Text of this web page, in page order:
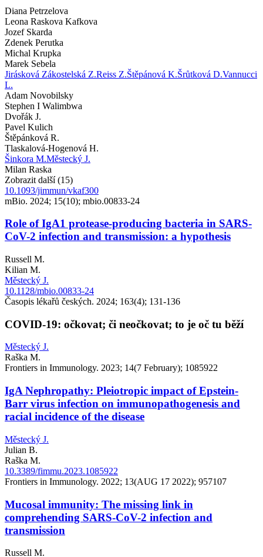
Diana Petrzelova
Leona Raskova Kafkova
Jozef Skarda
Zdenek Perutka
Michal Krupka
Marek Sebela
Jirásková Zákostelská Z.Reiss Z.Štěpánová K.Šrůtková D.Vannucci
L.
Adam Novobilsky
Stephen I Walimbwa
Dvořák J.
Pavel Kulich
Štěpánková R.
Tlaskalová-Hogenová H.
Šinkora M.Městecký J.
Milan Raska
Zobrazit další (15)
10.1093/jimmun/vkaf300
mBio. 2024; 15(10); mbio.00833-24
Role of IgA1 protease-producing bacteria in SARS-
CoV-2 infection and transmission: a hypothesis
Russell M.
Kilian M.
Městecký J.
10.1128/mbio.00833-24
Časopis lékařů českých. 2024; 163(4); 131-136
COVID-19: očkovat; či neočkovat; to je oč tu běží
Městecký J.
Raška M.
Frontiers in Immunology. 2023; 14(7 February); 1085922
IgA Nephropathy: Pleiotropic impact of Epstein-
Barr virus infection on immunopathogenesis and
racial incidence of the disease
Městecký J.
Julian B.
Raška M.
10.3389/fimmu.2023.1085922
Frontiers in Immunology. 2022; 13(AUG 17 2022); 957107
Mucosal immunity: The missing link in
comprehending SARS-CoV-2 infection and
transmission
Russell M.